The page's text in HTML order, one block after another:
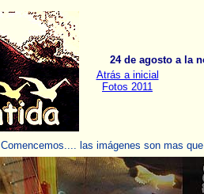
24 de agosto a la
Atrás a inicial
Fotos 2011
Comencemos.... las imágenes son mas